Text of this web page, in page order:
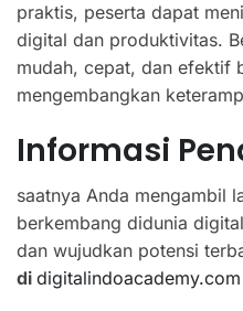
praktis, peserta dapat
digital dan produktivitas.
mudah, cepat, dan efektif
mengembangkan
Informasi
saatnya Anda mengambil
berkembang didunia
dan wujudkan potensi
di digitalindoacademy.com